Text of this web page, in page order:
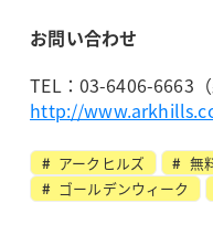
お問い合わせ
TEL：03-6406-6663（
http://
アークヒルズ 無
ゴールデンウィーク